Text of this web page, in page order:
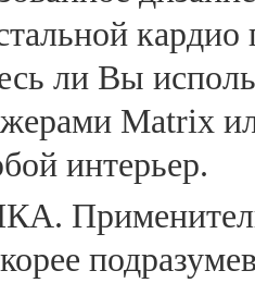
ли Вы
Matrix
интерьер.